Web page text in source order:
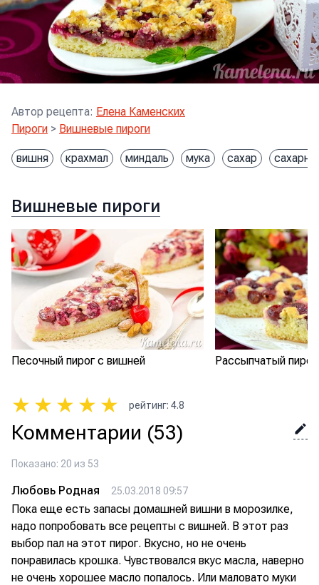
Автор рецепта: Елена Каменских
Пироги > Вишневые пироги
вишня крахмал миндаль мука сахар
Вишневые пироги
Песочный пирог с вишней Рассыпчатый
★ ★ ★ ★ ★ рейтинг: 4.8
Комментарии (53)
Показано: 20 из 53
Любовь Родная 25.03.2018 09:57
Пока еще есть запасы домашней вишни в морозилке,
надо попробовать все рецепты с вишней. В этот раз
выбор пал на этот пирог. Вкусно, но не очень
понравилась крошка. Чувствовался вкус масла, наверно
не очень хорошее масло попалось. Или маловато муки